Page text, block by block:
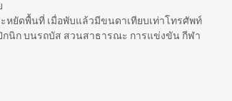
ยัดพื้นที่ เมื่อพับแล้วมีขนดาเทียบเท่าโทรศัพท์
นิก บนรถบัส สวนสาธารณะ การแข่งขัน กีฬา